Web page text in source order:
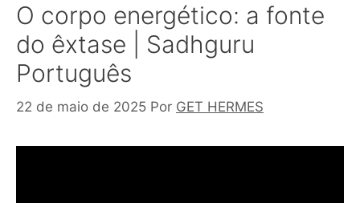
O corpo energético: a fonte
do êxtase | Sadhguru
Português
22 de maio de 2025 Por GET HERMES